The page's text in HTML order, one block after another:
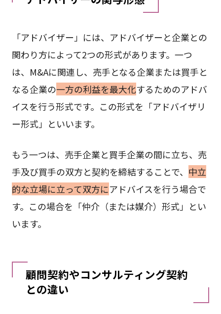
「アドバイザー」には、アドバイザーと企業との
関わり方によって2つの形式があります。一つ
は、M&Aに関連し、売手となる企業または買手と
なる企業の一方の利益を最大化するためのアドバ
イスを行う形式です。この形式を「アドバイザリ
ー形式」といいます。
もう一つは、売手企業と買手企業の間に立ち、売
手及び買手の双方と契約を締結することで、 中立
的な立場に立って双方にアドバイスを行う場合で
す。この場合を「仲介（または媒介）形式」とい
います。
顧問契約やコンサルティング契約
との違い